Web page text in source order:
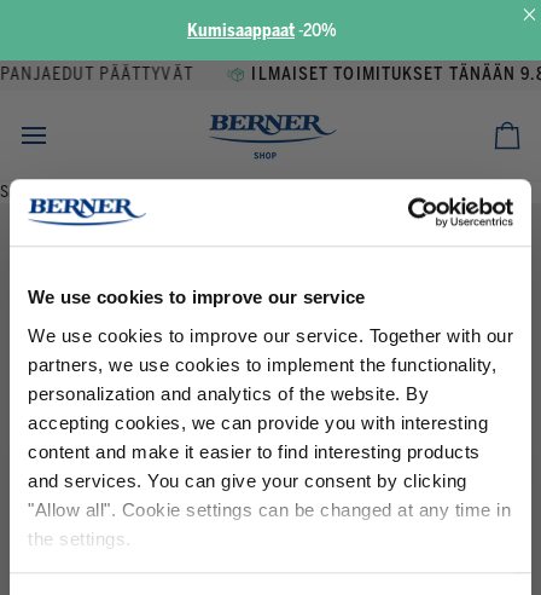
×
Kumisaappaat-20%
We use cookies to improve our service
We use cookies to improve our service. Together with our
partners, we use cookies to implement the functionality,
personalization and analytics of the website. By
accepting cookies, we can provide you with interesting
content and make it easier to find interesting products
and services. You can give your consent by clicking
"Allow all". Cookie settings can be changed at any time in
the settings.
Siirry
PÄÄTTYVÄT ILMAISET TOIMITUKSET TÄNÄÄN
Sisällön näkyvyyttä on rajoitettu. Kirjaudu sisään nähdäksesi sisällön
Or Login Via
KIRJAUDU SISÄÄN
Tilaa uutiskirjeemme jasaat -15%
alennuksenseuraavalle tilauksellesi!